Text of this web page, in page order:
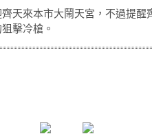
天來本市大鬧天宮，不過提
擊冷槍。